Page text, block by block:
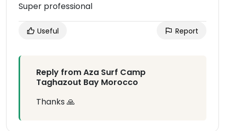
Super professional
Useful Report
Reply from Aza Surf Camp
Taghazout Bay Morocco
Thanks 🙏